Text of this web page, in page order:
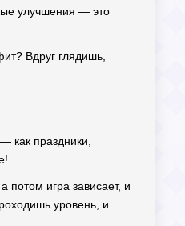
улучшения — это
Вдруг глядишь,
как праздники,
потом игра зависает, и
уровень, и